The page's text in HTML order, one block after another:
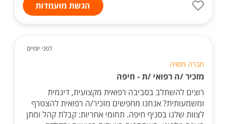
הגשת מועמדות
לפני יומיים
חברה חסויה
מזכיר /ה רפואי /ת - חיפה
רוצים להשתלב בסביבה רפואית מקצועית, דינמית
ומשמעותית? אנחנו מחפשים מזכיר/ה רפואית להצטרף
לצוות שלנו בסניף חיפה. תחומי אחריות: קבלת קהל ומתן